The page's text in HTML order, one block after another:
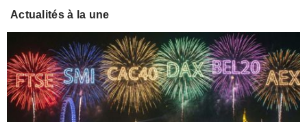
Actualités à la une